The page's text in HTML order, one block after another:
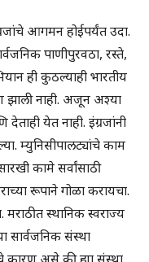
आगमन होईपर्यंत उदा.
पाणीपुरवठा, रस्ते,
ही कुठल्याही भारतीय
झाली नाही. अजून अश्या
येत नाही. इंग्रजांनी
म्युनिसीपालट्यांचे काम
कामे सर्वांसाठी
रूपाने गोळा करायचा.
स्थानिक स्वराज्य
संस्था